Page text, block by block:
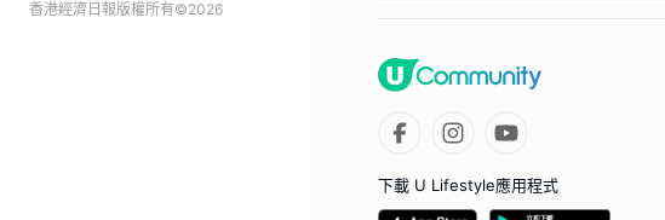
香港經濟日報版權所有©2026
下載 U Lifestyle應用程式